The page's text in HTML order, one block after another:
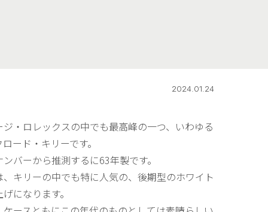
2024.01.24
・ロレックスの中でも最高峰の一つ、いわゆる
ード・キリーです。
バーから推測するに63年製です。
キリーの中でも特に人気の、後期型のホワイト
げになります。